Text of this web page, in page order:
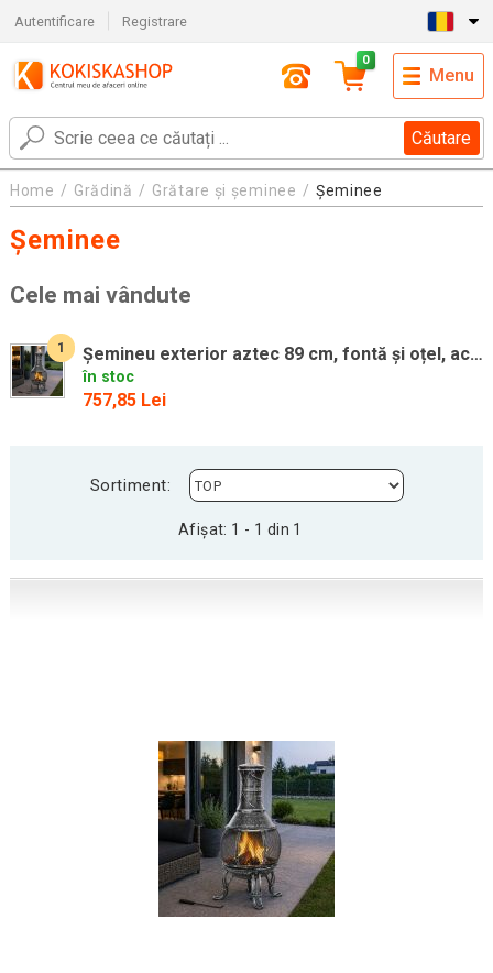
Autentificare Registrare
Căutare
0
Menu
Home Grădină Grătare și șeminee Șeminee
Șeminee
Cele mai vândute
1 Șemineu exterior aztec 89 cm, fontă și oțel, accesorii incl.
în stoc
757,85 Lei
Sortiment:
Afișat: 1 - 1 din 1